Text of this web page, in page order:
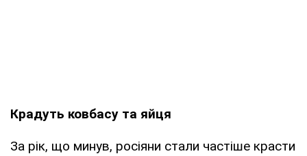
Крадуть ковбасу та яйця
За рік, що минув, росіяни стали частіше красти